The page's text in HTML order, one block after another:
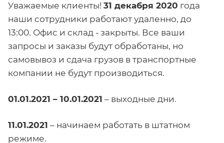
Уважаемые клиенты! 31 декабря 2020 года
наши сотрудники работают удаленно, до
13:00. Офис и склад - закрыты. Все ваши
запросы и заказы будут обработаны, но
самовывоз и сдача грузов в транспортные
компании не будут производиться.
01.01.2021 – 10.01.2021 – выходные дни.
11.01.2021 – начинаем работать в штатном
режиме.